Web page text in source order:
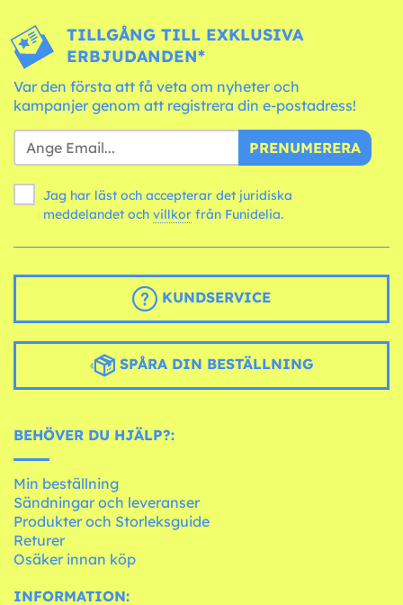
TILLGÅNG TILL EXKLUSIVA
ERBJUDANDEN*
Var den första att få veta om nyheter och
kampanjer genom att registrera din e-postadress!
PRENUMERERA
Jag har läst och accepterar det juridiska
meddelandet och villkor från Funidelia.
KUNDSERVICE
SPÅRA DIN BESTÄLLNING
BEHÖVER DU HJÄLP?:
Min beställning
Sändningar och leveranser
Produkter och Storleksguide
Returer
Osäker innan köp
INFORMATION: